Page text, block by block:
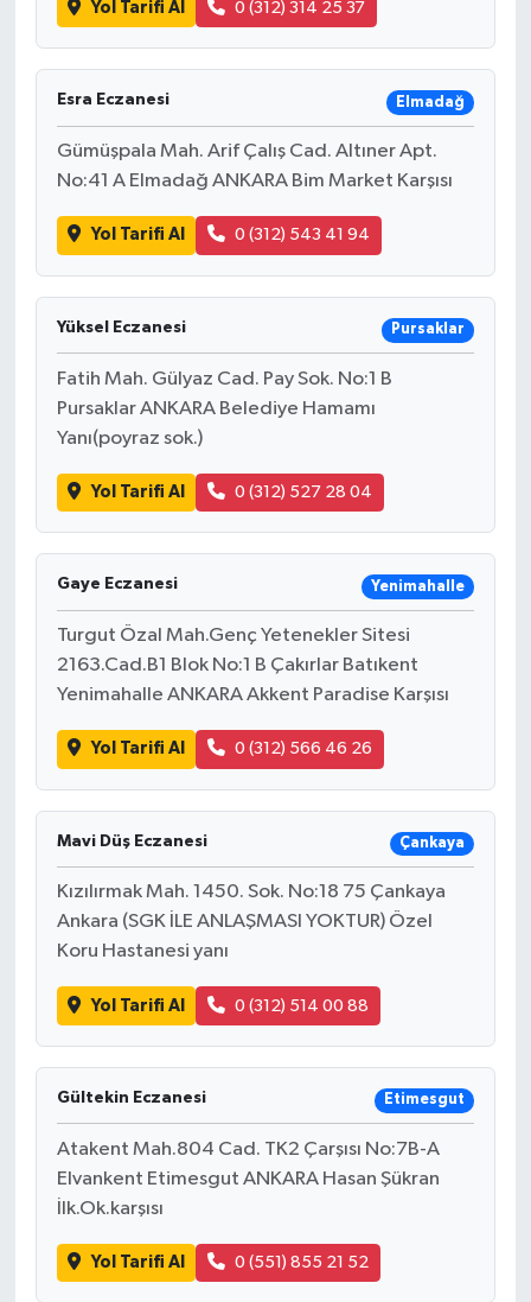
Yol Tarifi Al 0 (312) 314 25 37
Esra Eczanesi Elmadağ
Gümüşpala Mah. Arif Çalış Cad. Altıner Apt.
No:41 A Elmadağ ANKARA Bim Market Karşısı
Yol Tarifi Al 0 (312) 543 41 94
Yüksel Eczanesi Pursaklar
Fatih Mah. Gülyaz Cad. Pay Sok. No:1 B
Pursaklar ANKARA Belediye Hamamı
Yanı(poyraz sok.)
Yol Tarifi Al 0 (312) 527 28 04
Gaye Eczanesi Yenimahalle
Turgut Özal Mah.Genç Yetenekler Sitesi
2163.Cad.B1 Blok No:1 B Çakırlar Batıkent
Yenimahalle ANKARA Akkent Paradise Karşısı
Yol Tarifi Al 0 (312) 566 46 26
Mavi Düş Eczanesi Çankaya
Kızılırmak Mah. 1450. Sok. No:18 75 Çankaya
Ankara (SGK İLE ANLAŞMASI YOKTUR) Özel
Koru Hastanesi yanı
Yol Tarifi Al 0 (312) 514 00 88
Gültekin Eczanesi Etimesgut
Atakent Mah.804 Cad. TK2 Çarşısı No:7B-A
Elvankent Etimesgut ANKARA Hasan Şükran
İlk.Ok.karşısı
Yol Tarifi Al 0 (551) 855 21 52